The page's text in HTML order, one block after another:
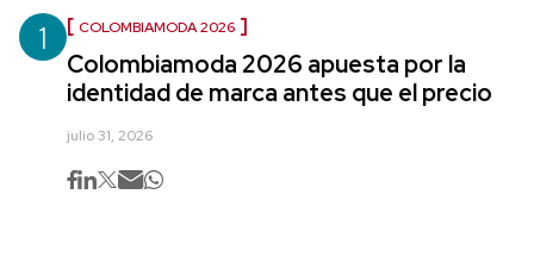
1 COLOMBIAMODA 2026
Colombiamoda 2026 apuesta por la
identidad de marca antes que el precio
julio 31, 2026